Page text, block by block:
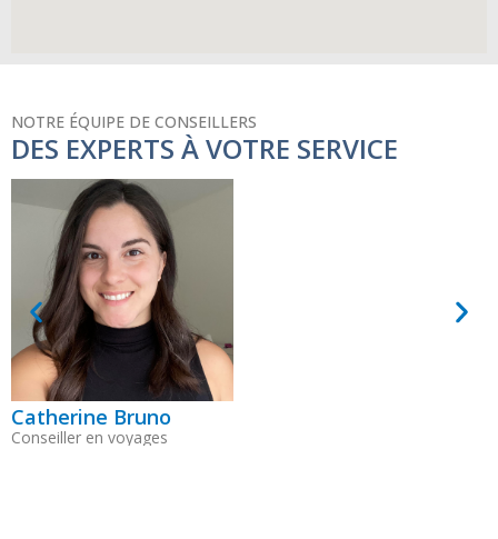
NOTRE ÉQUIPE DE CONSEILLERS
DES EXPERTS À VOTRE SERVICE
Catherine Bruno
Conseiller en voyages